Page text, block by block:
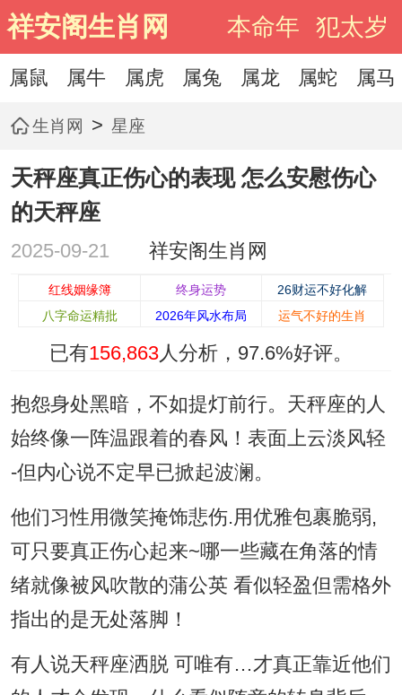
祥安阁生肖网 本命年 犯太岁
属鼠 属牛 属虎 属兔 属龙 属蛇 属马
生肖网 > 星座
天秤座真正伤心的表现 怎么安慰伤心
的天秤座
2025-09-21 祥安阁生肖网
红线姻缘簿 终身运势
26财运不好化解
八字命运精批
2026年风水布局 运气不好的生肖
已有156,863人分析， 97.6%好评。
抱怨身处黑暗，不如提灯前行。天秤座的人
始终像一阵温跟着的春风！表面上云淡风轻
-但内心说不定早已掀起波澜。
他们习性用微笑掩饰悲伤.用优雅包裹脆弱,
可只要真正伤心起来~哪一些藏在角落的情
绪就像被风吹散的蒲公英 看似轻盈但需格外
指出的是无处落脚！
有人说天秤座洒脱 可唯有…才真正靠近他们